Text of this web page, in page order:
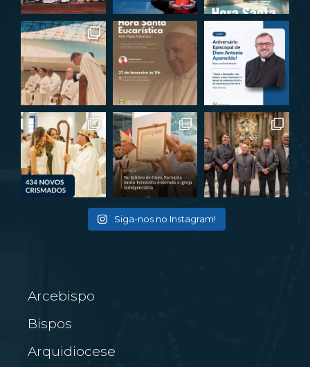
Siga-nos no Instagram!
Arcebispo
Bispos
Arquidiocese